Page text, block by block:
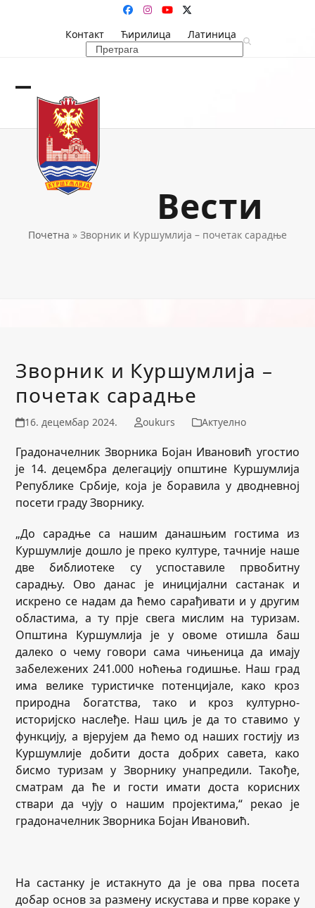
Facebook
Instagram
YouTubeTwitter
Контакт
Ћирилица
Латиница
Search
Open
mobile
menu
Close
mobile
menu
Вести
Почетна » Зворник и Куршумлија – почетак сарадње
Зворник и Куршумлија –
почетак сарадње
16. децембар 2024. oukurs Актуелно
Градоначелник Зворника Бојан Ивановић угостио
је 14. децембра делегацију општине Куршумлија
Републике Србије, која је боравила у дводневној
посети граду Зворнику.
„До сарадње са нашим данашњим гостима из
Куршумлије дошло је преко културе, тачније наше
две библиотеке су успоставиле првобитну
сарадњу. Ово данас је иницијални састанак и
искрено се надам да ћемо сарађивати и у другим
областима, а ту прје свега мислим на туризам.
Општина Куршумлија је у овоме отишла баш
далеко о чему говори сама чињеница да имају
забележених 241.000 ноћења годишње. Наш град
има велике туристичке потенцијале, како кроз
природна богатства, тако и кроз културно-
историјско наслеђе. Наш циљ је да то ставимо у
функцију, а вјерујем да ћемо од наших гостију из
Куршумлије добити доста добрих савета, како
бисмо туризам у Зворнику унапредили. Такође,
сматрам да ће и гости имати доста корисних
ствари да чују о нашим пројектима,“ рекао је
градоначелник Зворника Бојан Ивановић.
На састанку је истакнуто да је ова прва посета
добар основ за размену искустава и прве кораке у